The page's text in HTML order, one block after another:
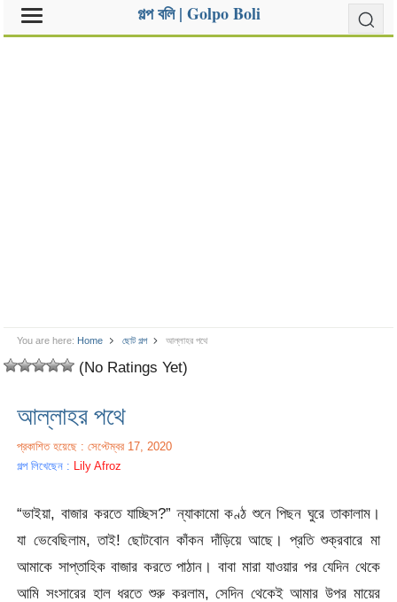
গল্প বলি | Golpo Boli
You are here: Home ছোট গল্প আল্লাহর পথে
(No Ratings Yet)
আল্লাহর পথে
প্রকাশিত হয়েছে : সেপ্টেম্বর 17, 2020
গল্প লিখেছেন : Lily Afroz
“ভাইয়া, বাজার করতে যাচ্ছিস?” ন্যাকামো কণ্ঠ শুনে পিছন ঘুরে তাকালাম।
যা ভেবেছিলাম, তাই! ছোটবোন কাঁকন দাঁড়িয়ে আছে। প্রতি শুক্রবারে মা
আমাকে সাপ্তাহিক বাজার করতে পাঠান। বাবা মারা যাওয়ার পর যেদিন থেকে
আমি সংসারের হাল ধরতে শুরু করলাম, সেদিন থেকেই আমার উপর মায়ের